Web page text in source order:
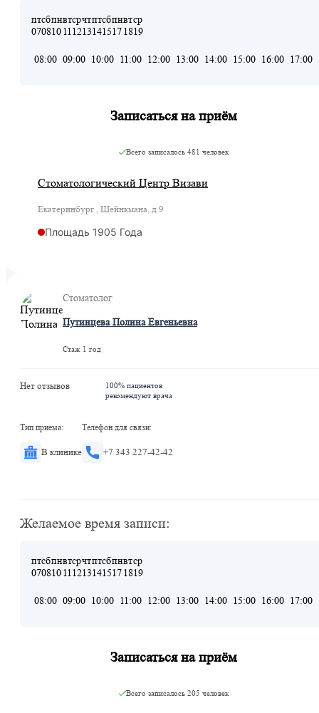
пт
07
сб
08
пн
10
вт
11
ср
12
чт
13
пт
14
сб
15
пн
17
вт
18
ср
19
08:00 09:00 10:00 11:00 12:00 13:00 14:00 15:00 16:00 17:00
Записаться на приём
Всего записалось 481 человек
Стоматологический Центр Визави
Екатеринбург , Шейнкмана, д.9
Площадь 1905 Года
Стоматолог
Путинцева Полина Евгеньевна
Стаж 1 год
Нет отзывов
100% пациентов
рекомендуют врача
Тип приема:
В клинике
Телефон для связи:
+7 343 227-42-42
Желаемое время записи:
пт
07
сб
08
пн
10
вт
11
ср
12
чт
13
пт
14
сб
15
пн
17
вт
18
ср
19
08:00 09:00 10:00 11:00 12:00 13:00 14:00 15:00 16:00 17:00
Записаться на приём
Всего записалось 205 человек